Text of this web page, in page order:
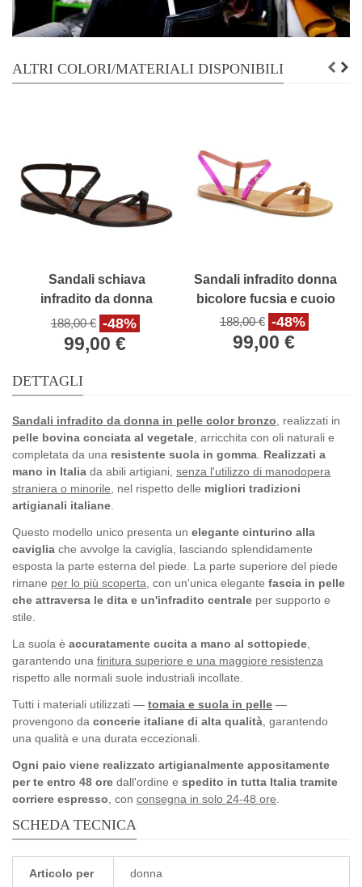
ALTRI COLORI/MATERIALI DISPONIBILI
Sandali schiava
infradito da donna
color testa di moro
188,00 € -48%
99,00 €
Sandali infradito donna
bicolore fucsia e cuoio
188,00 € -48%
99,00 €
DETTAGLI
Sandali infradito da donna in pelle color bronzo , realizzati in
pelle bovina conciata al vegetale , arricchita con oli naturali e
completata da una resistente suola in gomma Realizzati a
mano in Italia da abili artigiani, senza l'utilizzo di manodopera
straniera o minorile , nel rispetto delle migliori tradizioni
artigianali italiane
Questo modello unico presenta un elegante cinturino alla
caviglia che avvolge la caviglia, lasciando splendidamente
esposta la parte esterna del piede. La parte superiore del piede
rimane per lo più scoperta , con un'unica elegante fascia in pelle
che attraversa le dita e un'infradito centrale per supporto e
stile.
La suola è accuratamente cucita a mano al sottopiede
garantendo una finitura superiore e una maggiore resistenza
rispetto alle normali suole industriali incollate.
Tutti i materiali utilizzati — tomaia e suola in pelle —
provengono da concerie italiane di alta qualità , garantendo
una qualità e una durata eccezionali.
Ogni paio viene realizzato artigianalmente appositamente
per te entro 48 ore dall'ordine e spedito in tutta Italia tramite
corriere espresso , con consegna in solo 24-48 ore
SCHEDA TECNICA
Articolo per donna